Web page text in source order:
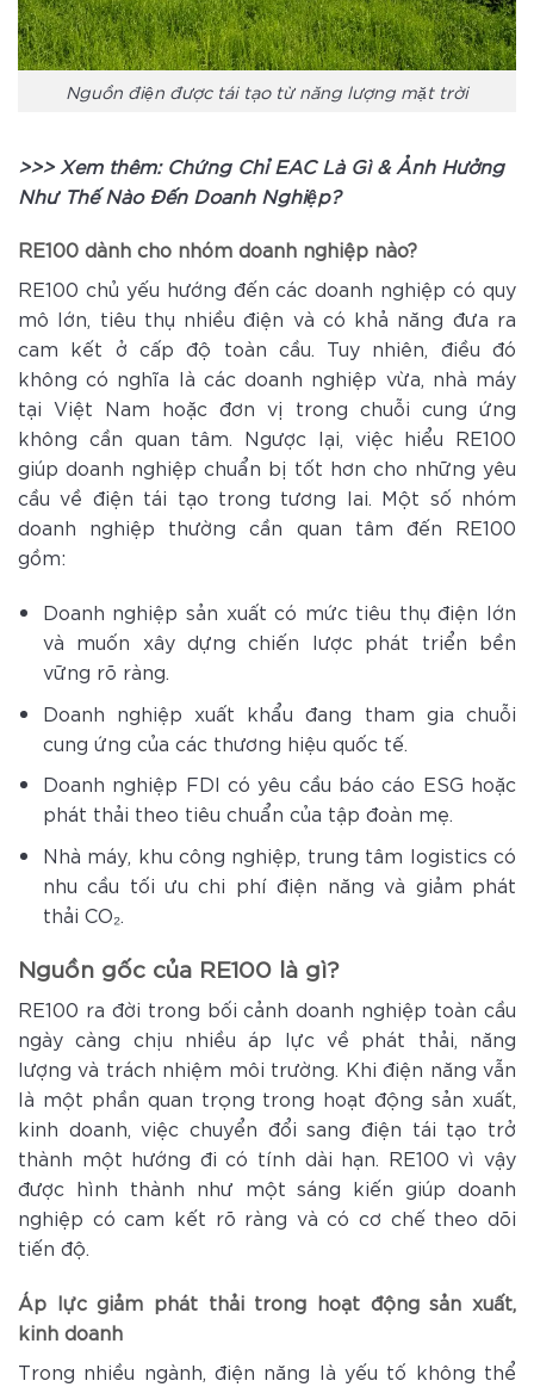
Nguồn điện được tái tạo từ năng lượng mặt trời
>>> Xem thêm: Chứng Chỉ EAC Là Gì & Ảnh Hưởng
Như Thế Nào Đến Doanh Nghiệp?
RE100 dành cho nhóm doanh nghiệp nào?
RE100 chủ yếu hướng đến các doanh nghiệp có quy
mô lớn, tiêu thụ nhiều điện và có khả năng đưa ra
cam kết ở cấp độ toàn cầu. Tuy nhiên, điều đó
không có nghĩa là các doanh nghiệp vừa, nhà máy
tại Việt Nam hoặc đơn vị trong chuỗi cung ứng
không cần quan tâm. Ngược lại, việc hiểu RE100
giúp doanh nghiệp chuẩn bị tốt hơn cho những yêu
cầu về điện tái tạo trong tương lai. Một số nhóm
doanh nghiệp thường cần quan tâm đến RE100
gồm:
Doanh nghiệp sản xuất có mức tiêu thụ điện lớn
và muốn xây dựng chiến lược phát triển bền
vững rõ ràng.
Doanh nghiệp xuất khẩu đang tham gia chuỗi
cung ứng của các thương hiệu quốc tế.
Doanh nghiệp FDI có yêu cầu báo cáo ESG hoặc
phát thải theo tiêu chuẩn của tập đoàn mẹ.
Nhà máy, khu công nghiệp, trung tâm logistics có
nhu cầu tối ưu chi phí điện năng và giảm phát
thải CO₂.
Nguồn gốc của RE100 là gì?
RE100 ra đời trong bối cảnh doanh nghiệp toàn cầu
ngày càng chịu nhiều áp lực về phát thải, năng
lượng và trách nhiệm môi trường. Khi điện năng vẫn
là một phần quan trọng trong hoạt động sản xuất,
kinh doanh, việc chuyển đổi sang điện tái tạo trở
thành một hướng đi có tính dài hạn. RE100 vì vậy
được hình thành như một sáng kiến giúp doanh
nghiệp có cam kết rõ ràng và có cơ chế theo dõi
tiến độ.
Áp lực giảm phát thải trong hoạt động sản xuất,
kinh doanh
Trong nhiều ngành, điện năng là yếu tố không thể